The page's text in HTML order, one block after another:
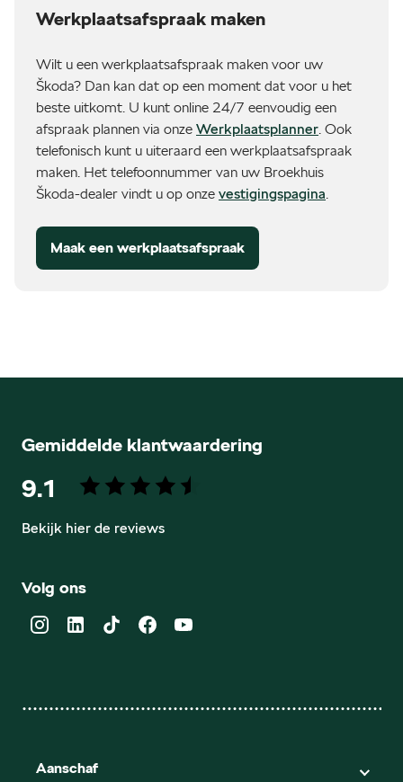
Werkplaatsafspraak maken
Wilt u een werkplaatsafspraak maken voor uw
Škoda? Dan kan dat op een moment dat voor u het
beste uitkomt. U kunt online 24/7 eenvoudig een
afspraak plannen via onze Werkplaatsplanner. Ook
telefonisch kunt u uiteraard een werkplaatsafspraak
maken. Het telefoonnummer van uw Broekhuis
Škoda-dealer vindt u op onze vestigingspagina.
Maak een werkplaatsafspraak
Gemiddelde klantwaardering
9.1
Bekijk hier de reviews
van
sterren
Volg ons
Aanschaf